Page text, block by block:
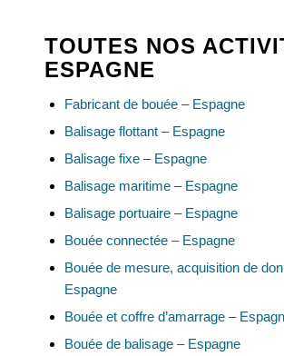
TOUTES NOS
ESPAGNE
Fabricant de bouée – Espagne
Balisage flottant – Espagne
Balisage fixe – Espagne
Balisage maritime – Espagne
Balisage portuaire – Espagne
Bouée connectée – Espagne
Bouée de mesure, acquisition de
Espagne
Bouée et coffre d’amarrage –
Bouée de balisage – Espagne